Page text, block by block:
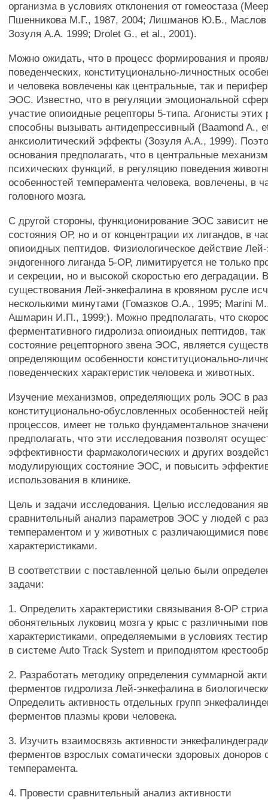
организма в условиях отклонения от гомеостаза
Пшенникова М.Г., 1987, 2004; Лишманов Ю.Б.,
Зозуля А.А. 1999; Drolet G., et al., 2001).
Можно ожидать, что в процесс формирования и
поведенческих, конституционально-личностных
и человека вовлечены как центральные, так и
ЭОС. Известно, что в регуляции эмоциональной
участие опиоидные рецепторы 5-типа. Агонисты этих
способны вызывать антидепрессивный (Baamond A.,
анксиолитический эффекты (Зозуля А.А., 1999).
основания предполагать, что в центральные
психических функций, в регуляцию поведения
особенностей темперамента человека, вовлечены, в
головного мозга.
С другой стороны, функционирование ЭОС зависит не
состояния ОР, но и от концентрации их лигандов, в
опиоидных пептидов. Физиологическое действие
эндогенного лиганда 5-ОР, лимитируется не только
и секреции, но и высокой скоростью его деградации.
существования Лей-энкефалина в кровяном русле
несколькими минутами (Гомазков О.А., 1995; Marini
Ашмарин И.П., 1999;). Можно предполагать, что
ферментативного гидролиза опиоидных пептидов, так
состояние рецепторного звена ЭОС, является
определяющим особенности конституционально-
поведенческих характеристик человека и животных.
Изучение механизмов, определяющих роль ЭОС в
конституционально-обусловленных особенностей
процессов, имеет не только фундаментальное
предполагать, что эти исследования позволят
эффективности фармакологических и других
модулирующих состояние ЭОС, и повысить
использования в клинике.
Цель и задачи исследования. Целью исследования
сравнительный анализ параметров ЭОС у людей с
темпераментом и у животных с различающимися
характеристиками.
В соответствии с поставленной целью были
задачи:
1. Определить характеристики связывания 8-ОР
обонятельных луковиц мозга у крыс с различными
характеристиками, определяемыми в условиях
в системе Auto Track System и приподнятом
2. Разработать методику определения суммарной
ферментов гидролиза Лей-энкефалина в
Определить активность отдельных групп
ферментов плазмы крови человека.
3. Изучить взаимосвязь активности
ферментов взрослых соматически здоровых доноров
темперамента.
4. Провести сравнительный анализ активности